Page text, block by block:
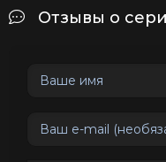
Отзывы о